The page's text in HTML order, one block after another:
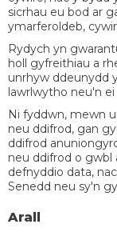
sicrhau eu bod ar
ymarferoldeb,
Rydych yn
holl gyfreithiau a
unrhyw ddeunydd
lawrlwytho neu'n
Ni fyddwn, mewn
neu ddifrod, gan
ddifrod
neu ddifrod o gwbl
defnyddio data,
Senedd neu sy'n
Arall